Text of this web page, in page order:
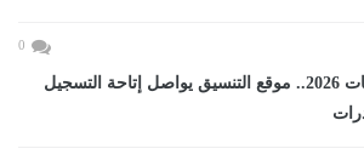
0
تنسيق الجامعات 2026.. موقع التنسيق يواصل إتاحة التسجيل